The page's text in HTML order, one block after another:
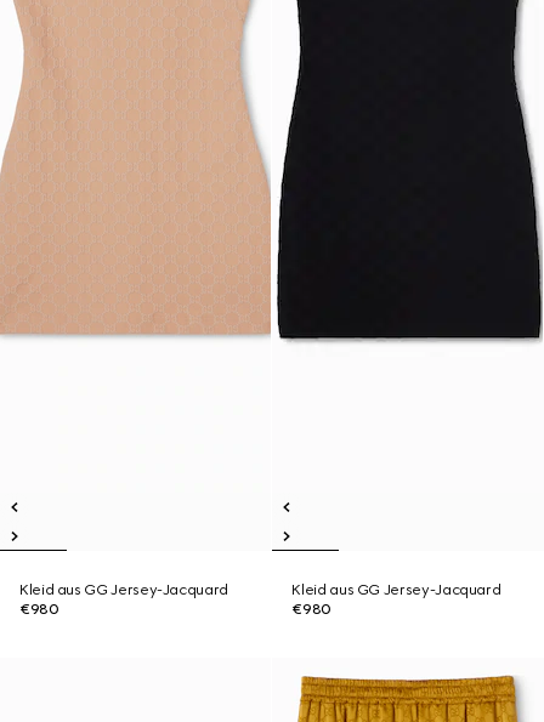
Kleid aus GG Jersey-Jacquard
€980
Kleid aus GG Jersey-Jacquard
€980